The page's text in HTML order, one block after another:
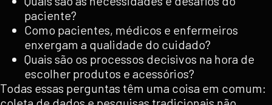
paciente?
Como pacientes, médicos e enfermeiros
enxergam a qualidade do cuidado?
Quais são os processos decisivos na hora de
escolher produtos e acessórios?
Todas essas perguntas têm uma coisa em comum: